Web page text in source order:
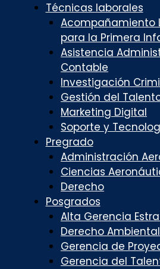
Técnicas laborales
Acompañamiento
para la Primera
Asistencia
Contable
Investigación
Gestión del
Marketing Digital
Soporte y
Pregrado
Administración
Ciencias
Derecho
Posgrados
Alta Gerencia
Derecho
Gerencia de
Gerencia del